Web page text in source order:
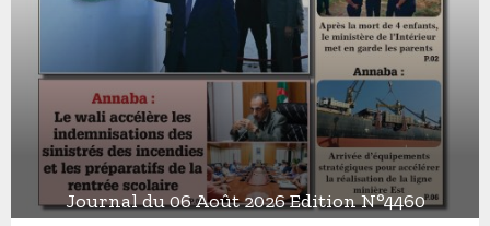
Journal du 06 Août 2026 Edition N°4460